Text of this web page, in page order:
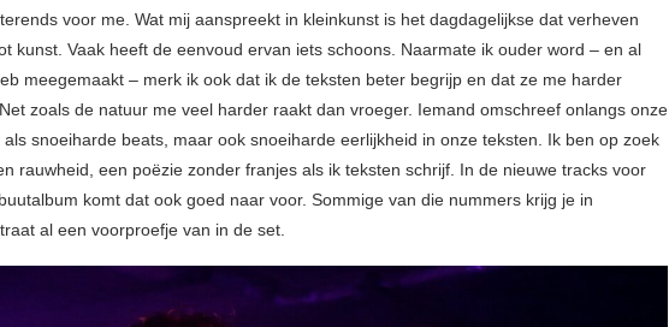
voor me. Wat mij aanspreekt in kleinkunst is het dagdagelijkse dat verheven
kunst. Vaak heeft de eenvoud ervan iets schoons. Naarmate ik ouder word – en al
meegemaakt – merk ik ook dat ik de teksten beter begrijp en dat ze me harder
zoals de natuur me veel harder raakt dan vroeger. Iemand omschreef onlangs onze
als snoeiharde beats, maar ook snoeiharde eerlijkheid in onze teksten. Ik ben op zoek
rauwheid, een poëzie zonder franjes als ik teksten schrijf. In de nieuwe tracks voor
komt dat ook goed naar voor. Sommige van die nummers krijg je in
al een voorproefje van in de set.